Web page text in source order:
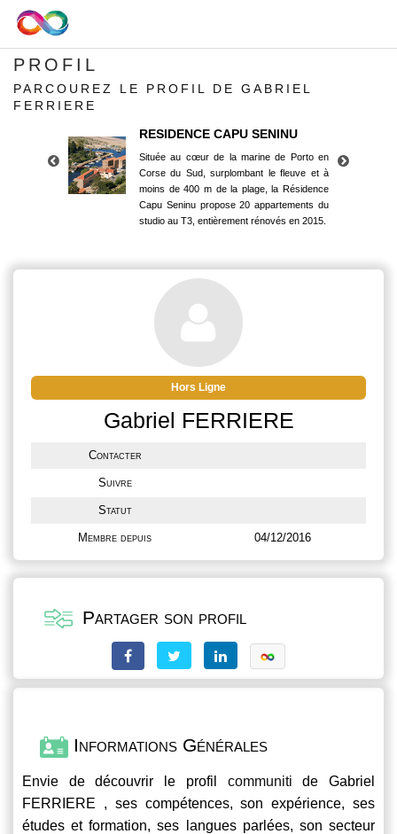
PROFIL
PARCOUREZ LE PROFIL DE GABRIEL
FERRIERE
RESIDENCE CAPU SENINU
Située au cœur de la marine de Porto en
Corse du Sud, surplombant le fleuve et à
moins de 400 m de la plage, la Résidence
Capu Seninu propose 20 appartements du
studio au T3, entièrement rénovés en 2015.
Corse du Sud, surplombant le fleuve et à
moins de 400 m de la plage, la Résidence
Capu Seninu propose 20 appartements du
studio au T3, entièrement rénovés en 2015.
Hors Ligne
Gabriel FERRIERE
Contacter
Suivre
Statut
Membre depuis 04/12/2016
Partager son profil
Informations Générales
Envie de découvrir le profil communiti de Gabriel
FERRIERE , ses compétences, son expérience, ses
études et formation, ses langues parlées, son secteur